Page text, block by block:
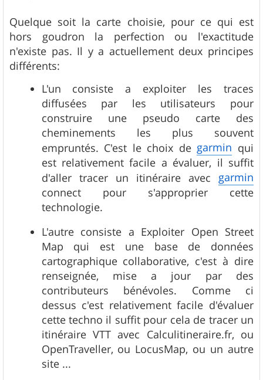
Quelque soit la carte choisie, pour ce qui est
hors goudron la perfection ou l'exactitude
n'existe pas. Il y a actuellement deux principes
différents:
L'un consiste a exploiter les traces
diffusées par les utilisateurs pour
construire une pseudo carte des
cheminements les plus souvent
empruntés. C'est le choix degarmin qui
est relativement facile a évaluer, il suffit
d'aller tracer un itinéraire avec garmin
connect pour s'approprier cette
technologie.
L'autre consiste a Exploiter Open Street
Map qui est une base de données
cartographique collaborative, c'est à dire
renseignée, mise a jour par des
contributeurs bénévoles. Comme ci
dessus c'est relativement facile d'évaluer
cette techno il suffit pour cela de tracer un
itinéraire VTT avec Calculitineraire.fr, ou
OpenTraveller, ou LocusMap, ou un autre
site ...